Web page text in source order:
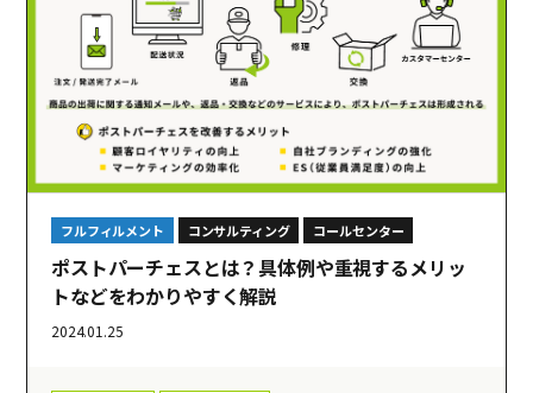
フルフィルメント コンサルティング コールセンター
ポストパーチェスとは？具体例や重視するメリッ
トなどをわかりやすく解説
2024.01.25